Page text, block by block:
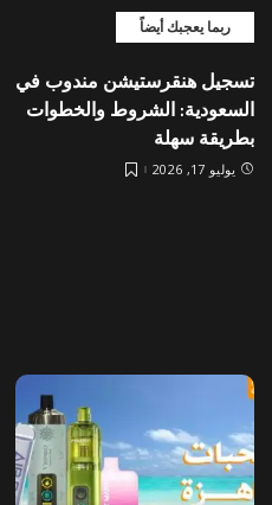
ربما يعجبك أيضاً
تسجيل هنقرستيشن مندوب في
السعودية: الشروط والخطوات
بطريقة سهلة
يوليو 17, 2026